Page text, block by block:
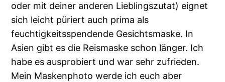
oder mit deiner anderen Lieblingszutat) eignet
sich leicht püriert auch prima als
feuchtigkeitsspendende Gesichtsmaske. In
Asien gibt es die Reismaske schon länger. Ich
habe es ausprobiert und war sehr zufrieden.
Mein Maskenphoto werde ich euch aber